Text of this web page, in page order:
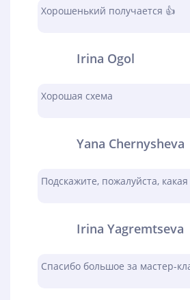
Хорошенький получается 👍
Irina Ogol
Хорошая схема
Yana Chernysheva
Подскажите, пожалуйста,
Irina Yagremtseva
Спасибо большое за мастер-